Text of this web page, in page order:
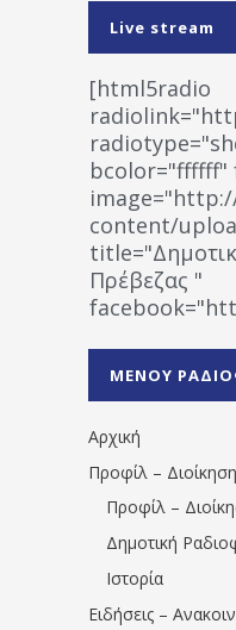
Live stream
[html5radio
bcolor="ffffff"
content/
Πρέβεζας "
ΜΕΝΟΥ
Αρχική
Προφίλ – Διοίκηση
Προφίλ –
Δημοτική
Ιστορία
Ειδήσεις –